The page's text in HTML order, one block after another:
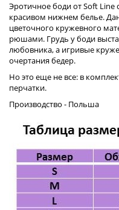
Эротичное боди от Soft Line
красивом нижнем белье.
цветочного кружевного
рюшами. Грудь у боди
любовника, а игривые
очертания бедер.
Но это еще не все: в
перчатки.
Производство - Польша